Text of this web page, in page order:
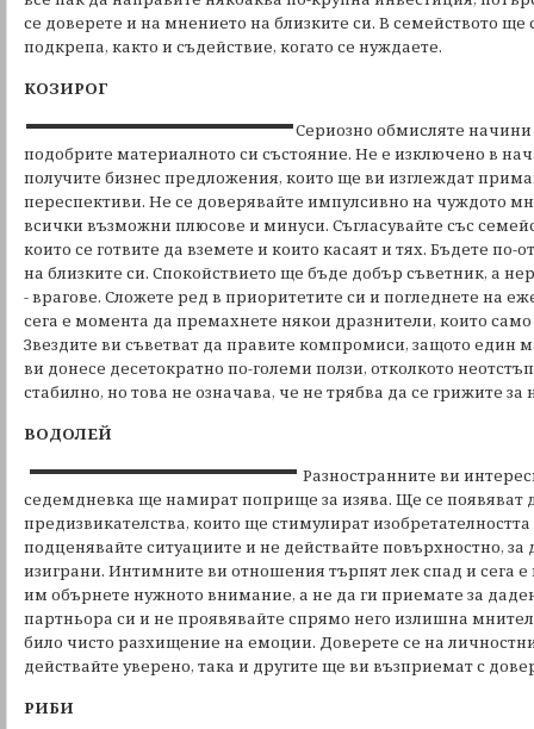
се доверете и на мнението на близките си. В семейството
подкрепа, както и съдействие, когато се нуждаете.
КОЗИРОГ
Сериозно обмисляте
подобрите материалното си състояние. Не е изключено в
получите бизнес предложения, които ще ви изглеждат
переспективи. Не се доверявайте импулсивно на чуждото
всички възможни плюсове и минуси. Съгласувайте със
които се готвите да вземете и които касаят и тях. Бъдете
на близките си. Спокойствието ще бъде добър съветник, а
- врагове. Сложете ред в приоритетите си и погледнете на
сега е момента да премахнете някои дразнители, които само
Звездите ви съветват да правите компромиси, защото
ви донесе десетократно по-големи ползи, отколкото
стабилно, но това не означава, че не трябва да се грижите за
ВОДОЛЕЙ
Разностранните ви
седемдневка ще намират поприще за изява. Ще се появяват
предизвикателства, които ще стимулират
подценявайте ситуациите и не действайте повърхностно, за
изиграни. Интимните ви отношения търпят лек спад и сега
им обърнете нужното внимание, а не да ги приемате за
партньора си и не проявявайте спрямо него излишна
било чисто разхищение на емоции. Доверете се на
действайте уверено, така и другите ще ви възприемат с
РИБИ